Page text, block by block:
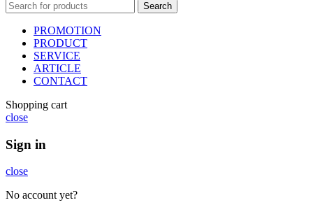
Search
PROMOTION
PRODUCT
SERVICE
ARTICLE
CONTACT
Shopping cart
close
Sign in
close
No account yet?